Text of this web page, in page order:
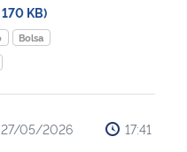
KB)
Bolsa
27/05/2026 17:41